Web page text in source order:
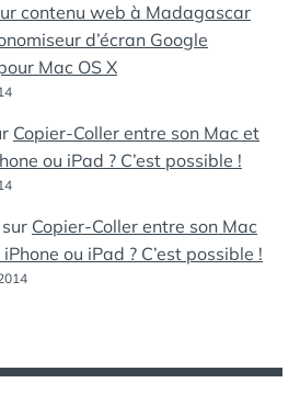
contenu web à Madagascar
d’écran Google
Mac OS X
Copier-Coller entre son Mac et
ou iPad ? C’est possible !
sur Copier-Coller entre son Mac
ou iPad ? C’est possible !